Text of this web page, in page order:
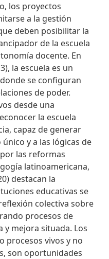
los proyectos
a la gestión
deben posibilitar la
de la escuela
docente. En
la escuela es un
se configuran
de poder.
desde una
la escuela
capaz de generar
y a las lógicas de
las reformas
latinoamericana,
destacan la
educativas se
colectiva sobre
procesos de
mejora situada. Los
procesos vivos y no
son oportunidades